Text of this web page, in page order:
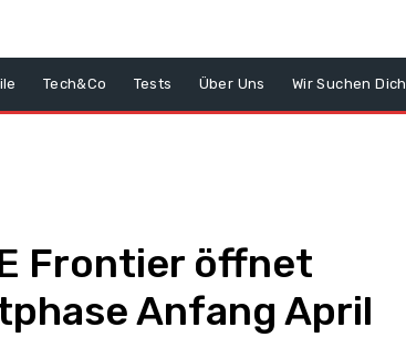
Tech&Co Tests Über Uns Wir Suchen Dich
Frontier öffnet
Anfang April